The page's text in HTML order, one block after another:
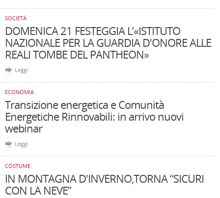
SOCIETÀ
DOMENICA 21 FESTEGGIA L’«ISTITUTO
NAZIONALE PER LA GUARDIA D'ONORE ALLE
REALI TOMBE DEL PANTHEON»
Leggi
ECONOMIA
Transizione energetica e Comunità
Energetiche Rinnovabili: in arrivo nuovi
webinar
Leggi
COSTUME
IN MONTAGNA D'INVERNO,TORNA “SICURI
CON LA NEVE”